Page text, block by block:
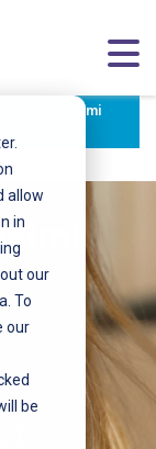
allow
in
our
To
our
be
Gelişimi